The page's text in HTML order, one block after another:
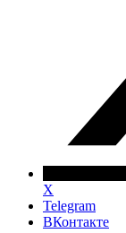
X
Telegram
ВКонтакте